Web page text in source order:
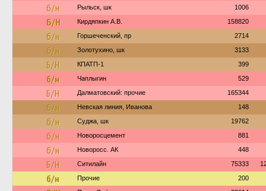
б/н Рыльск, шк 1006
Б/Н Кирдяпкин А.В. 158820
б/н Горшеченский, пр 2714
б/н Золотухино, шк 3133
Б/Н КПАТП-1 399
б/н Чаплыгин 529
Б/Н Далматовский: прочие 165344
б/н Невская линия, Иванова 148
б/н Суджа, шк 19762
б/н Новоросцемент 881
б/н Новоросс. АК 448
Б/Н Ситилайн 75333
б/н Прочие 200